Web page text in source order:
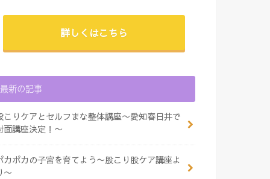
詳しくはこちら
最新の記事
こりケアとセルフまな整体講座〜愛知春日井で
面講座決定！〜
カポカの子宮を育てよう〜股こり股ケア講座よ
〜